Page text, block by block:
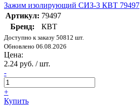
Зажим изолирующий СИЗ-3 КВТ 79497
Артикул: 79497
Бренд:
КВТ
Доступно к заказу 50812 шт.
Обновлено 06.08.2026
Цена:
2.24 руб. / шт.
-
+
Купить